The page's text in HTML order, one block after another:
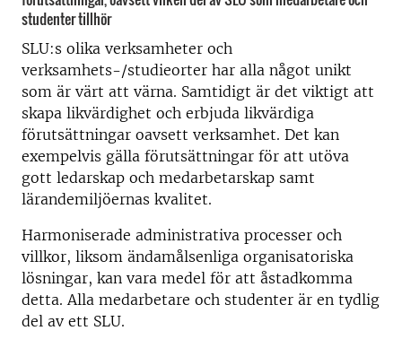
studenter tillhör
SLU:s olika verksamheter och
verksamhets-/studieorter har alla något unikt
som är värt att värna. Samtidigt är det viktigt att
skapa likvärdighet och erbjuda likvärdiga
förutsättningar oavsett verksamhet. Det kan
exempelvis gälla förutsättningar för att utöva
gott ledarskap och medarbetarskap samt
lärandemiljöernas kvalitet.
Harmoniserade administrativa processer och
villkor, liksom ändamålsenliga organisatoriska
lösningar, kan vara medel för att åstadkomma
detta. Alla medarbetare och studenter är en tydlig
del av ett SLU.